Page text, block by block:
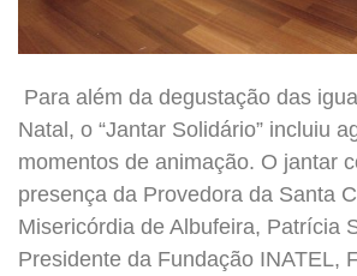
Para além da degustação das
Natal, o “Jantar Solidário” incluiu
momentos de animação. O jantar
presença da Provedora da Santa
Misericórdia de Albufeira, Patrícia
Presidente da Fundação INATEL,